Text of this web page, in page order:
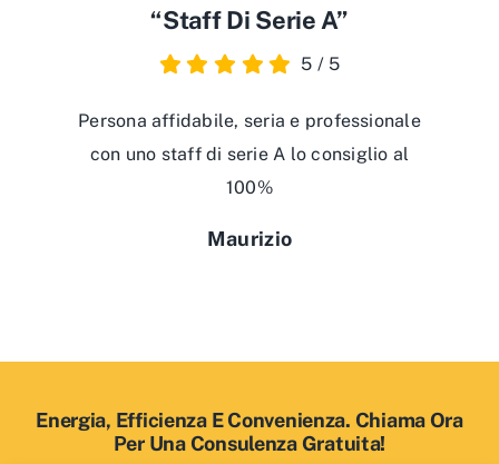
“Staff Di Serie A”
5 / 5
Persona affidabile, seria e professionale
con uno staff di serie A lo consiglio al
100%
Maurizio
Energia, Efficienza E Convenienza. Chiama Ora
Per Una Consulenza Gratuita!